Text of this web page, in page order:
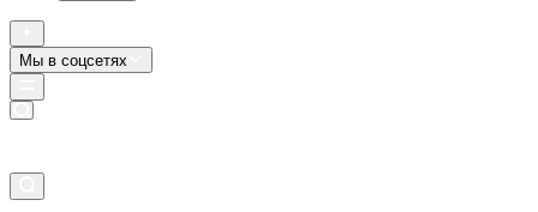
Мы в соцсетях